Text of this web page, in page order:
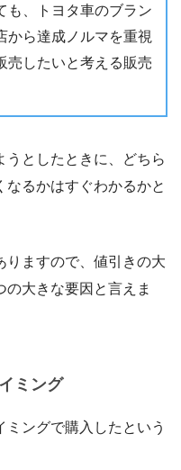
も、トヨタ車のブラン
から達成ノルマを重視
売したいと考える販売
うとしたときに、どちら
るかはすぐわかるかと
りますので、値引きの大
の大きな要因と言えま
ミング
ングで購入したという